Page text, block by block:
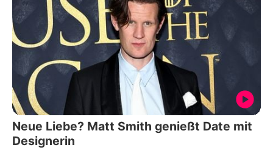
Neue Liebe? Matt Smith genießt Date mit
Designerin